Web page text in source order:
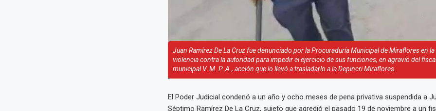
Juan Ramírez De La Cruz fue denunciado por la Procuraduría Municipal de Miraflores en
violencia contra la autoridad para impedir el ejercicio de sus funciones, en agravio del
municipal V. M. P. A., acción que lo llevó a trasladarlo a la Depincri Miraflores.
El Poder Judicial condenó a un año y ocho meses de pena privativa suspendida a
Séptimo Ramírez De La Cruz, sujeto que agredió el pasado 19 de noviembre a un